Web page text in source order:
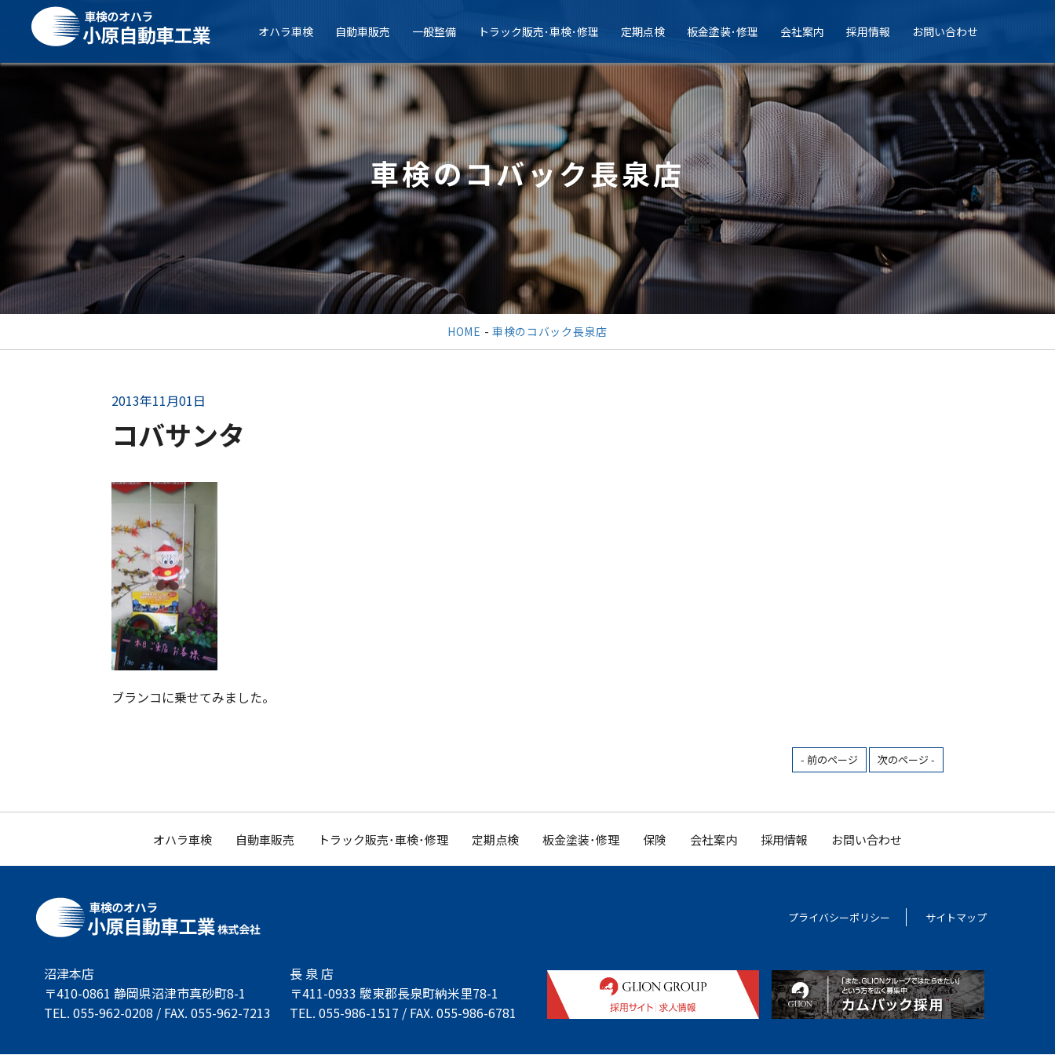
オハラ車検 自動車販売 一般整備 トラック販売･車検･修理 定期点検 板金塗装･修理 会社案内 採用情報 お問い合わせ
車検のコバック長泉店
HOME - 車検のコバック長泉店
2013年11月01日
コバサンタ
ブランコに乗せてみました。
- 前のページ 次のページ -
オハラ車検 自動車販売 トラック販売･車検･修理 定期点検 板金塗装･修理 保険 会社案内 採用情報 お問い合わせ
沼津本店
〒410-0861 静岡県沼津市真砂町8-1
TEL. 055-962-0208 / FAX. 055-962-7213
長 泉 店
〒411-0933 駿東郡長泉町納米里78-1
TEL. 055-986-1517 / FAX. 055-986-6781
プライバシーポリシー サイトマップ